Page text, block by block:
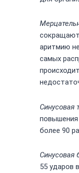
аритмию
самых
Синусовая
повышения
более 90
Синусовая
55 ударов